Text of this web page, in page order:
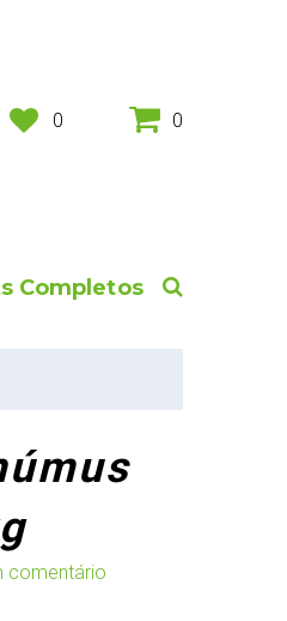
0 0
Completos
comentário